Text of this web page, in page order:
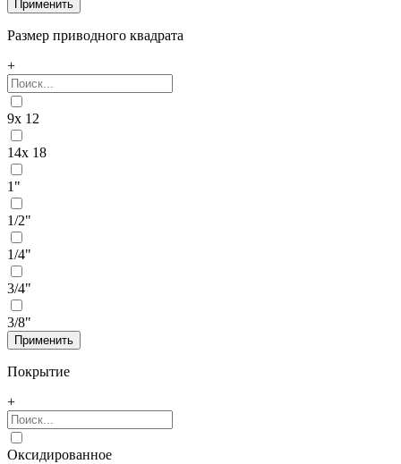
Размер приводного квадрата
+
9x 12
14x 18
1"
1/2"
1/4"
3/4"
3/8"
Покрытие
+
Оксидированное